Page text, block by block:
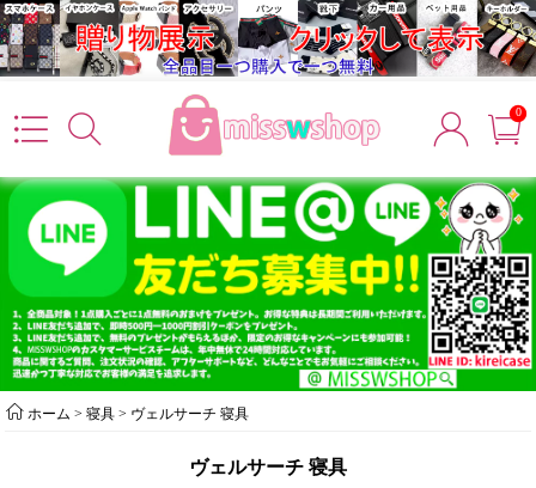
0
ホーム >寝具 > ヴェルサーチ 寝具
ヴェルサーチ 寝具